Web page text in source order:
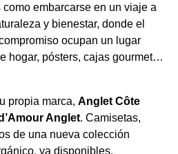
embarcarse en un viaje a
y bienestar, donde el
ocupan un lugar
hogar, pósters, cajas gourmet…
propia marca, Anglet Côte
Anglet. Camisetas,
de una nueva colección
ya disponibles.